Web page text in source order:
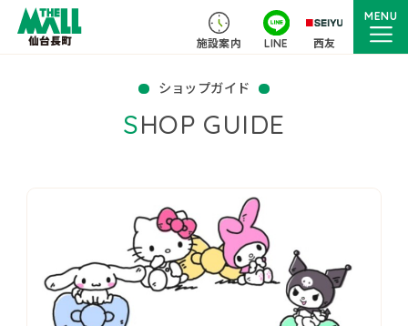
施設案内 LINE 西友
MENU
ショップガイド
SHOP GUIDE